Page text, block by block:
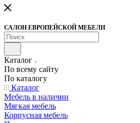
САЛОН ЕВРОПЕЙСКОЙ МЕБЕЛИ
Каталог
По всему сайту
По каталогу
Каталог
Мебель в наличии
Мягкая мебель
Корпусная мебель